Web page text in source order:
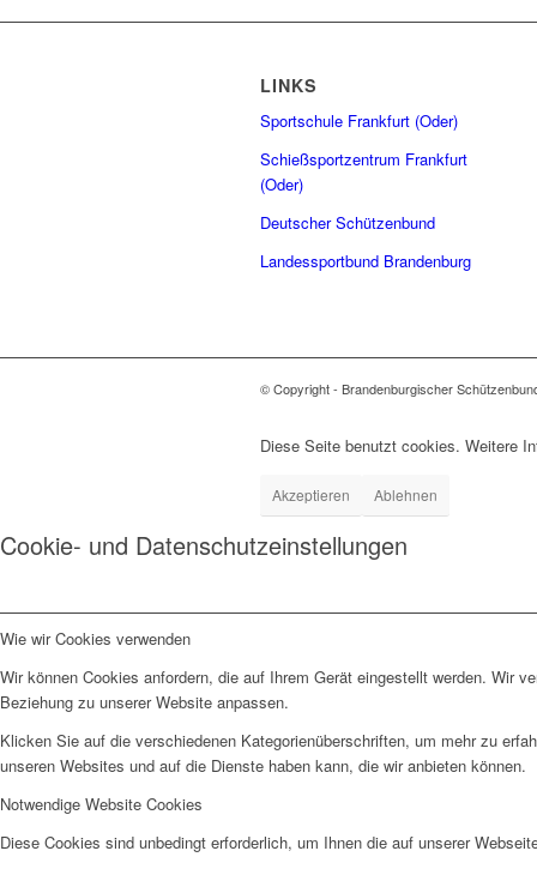
LINKS
Sportschule Frankfurt (Oder)
Schießsportzentrum Frankfurt
(Oder)
Deutscher Schützenbund
Landessportbund Brandenburg
© Copyright - Brandenburgischer
Diese Seite benutzt cookies. Weitere
Akzeptieren Ablehnen
Cookie- und Datenschutzeinstellungen
Wie wir Cookies verwenden
Wir können Cookies anfordern, die auf Ihrem Gerät eingestellt werden. Wir
Beziehung zu unserer Website anpassen.
Klicken Sie auf die verschiedenen Kategorienüberschriften, um mehr zu
unseren Websites und auf die Dienste haben kann, die wir anbieten können.
Notwendige Website Cookies
Diese Cookies sind unbedingt erforderlich, um Ihnen die auf unserer